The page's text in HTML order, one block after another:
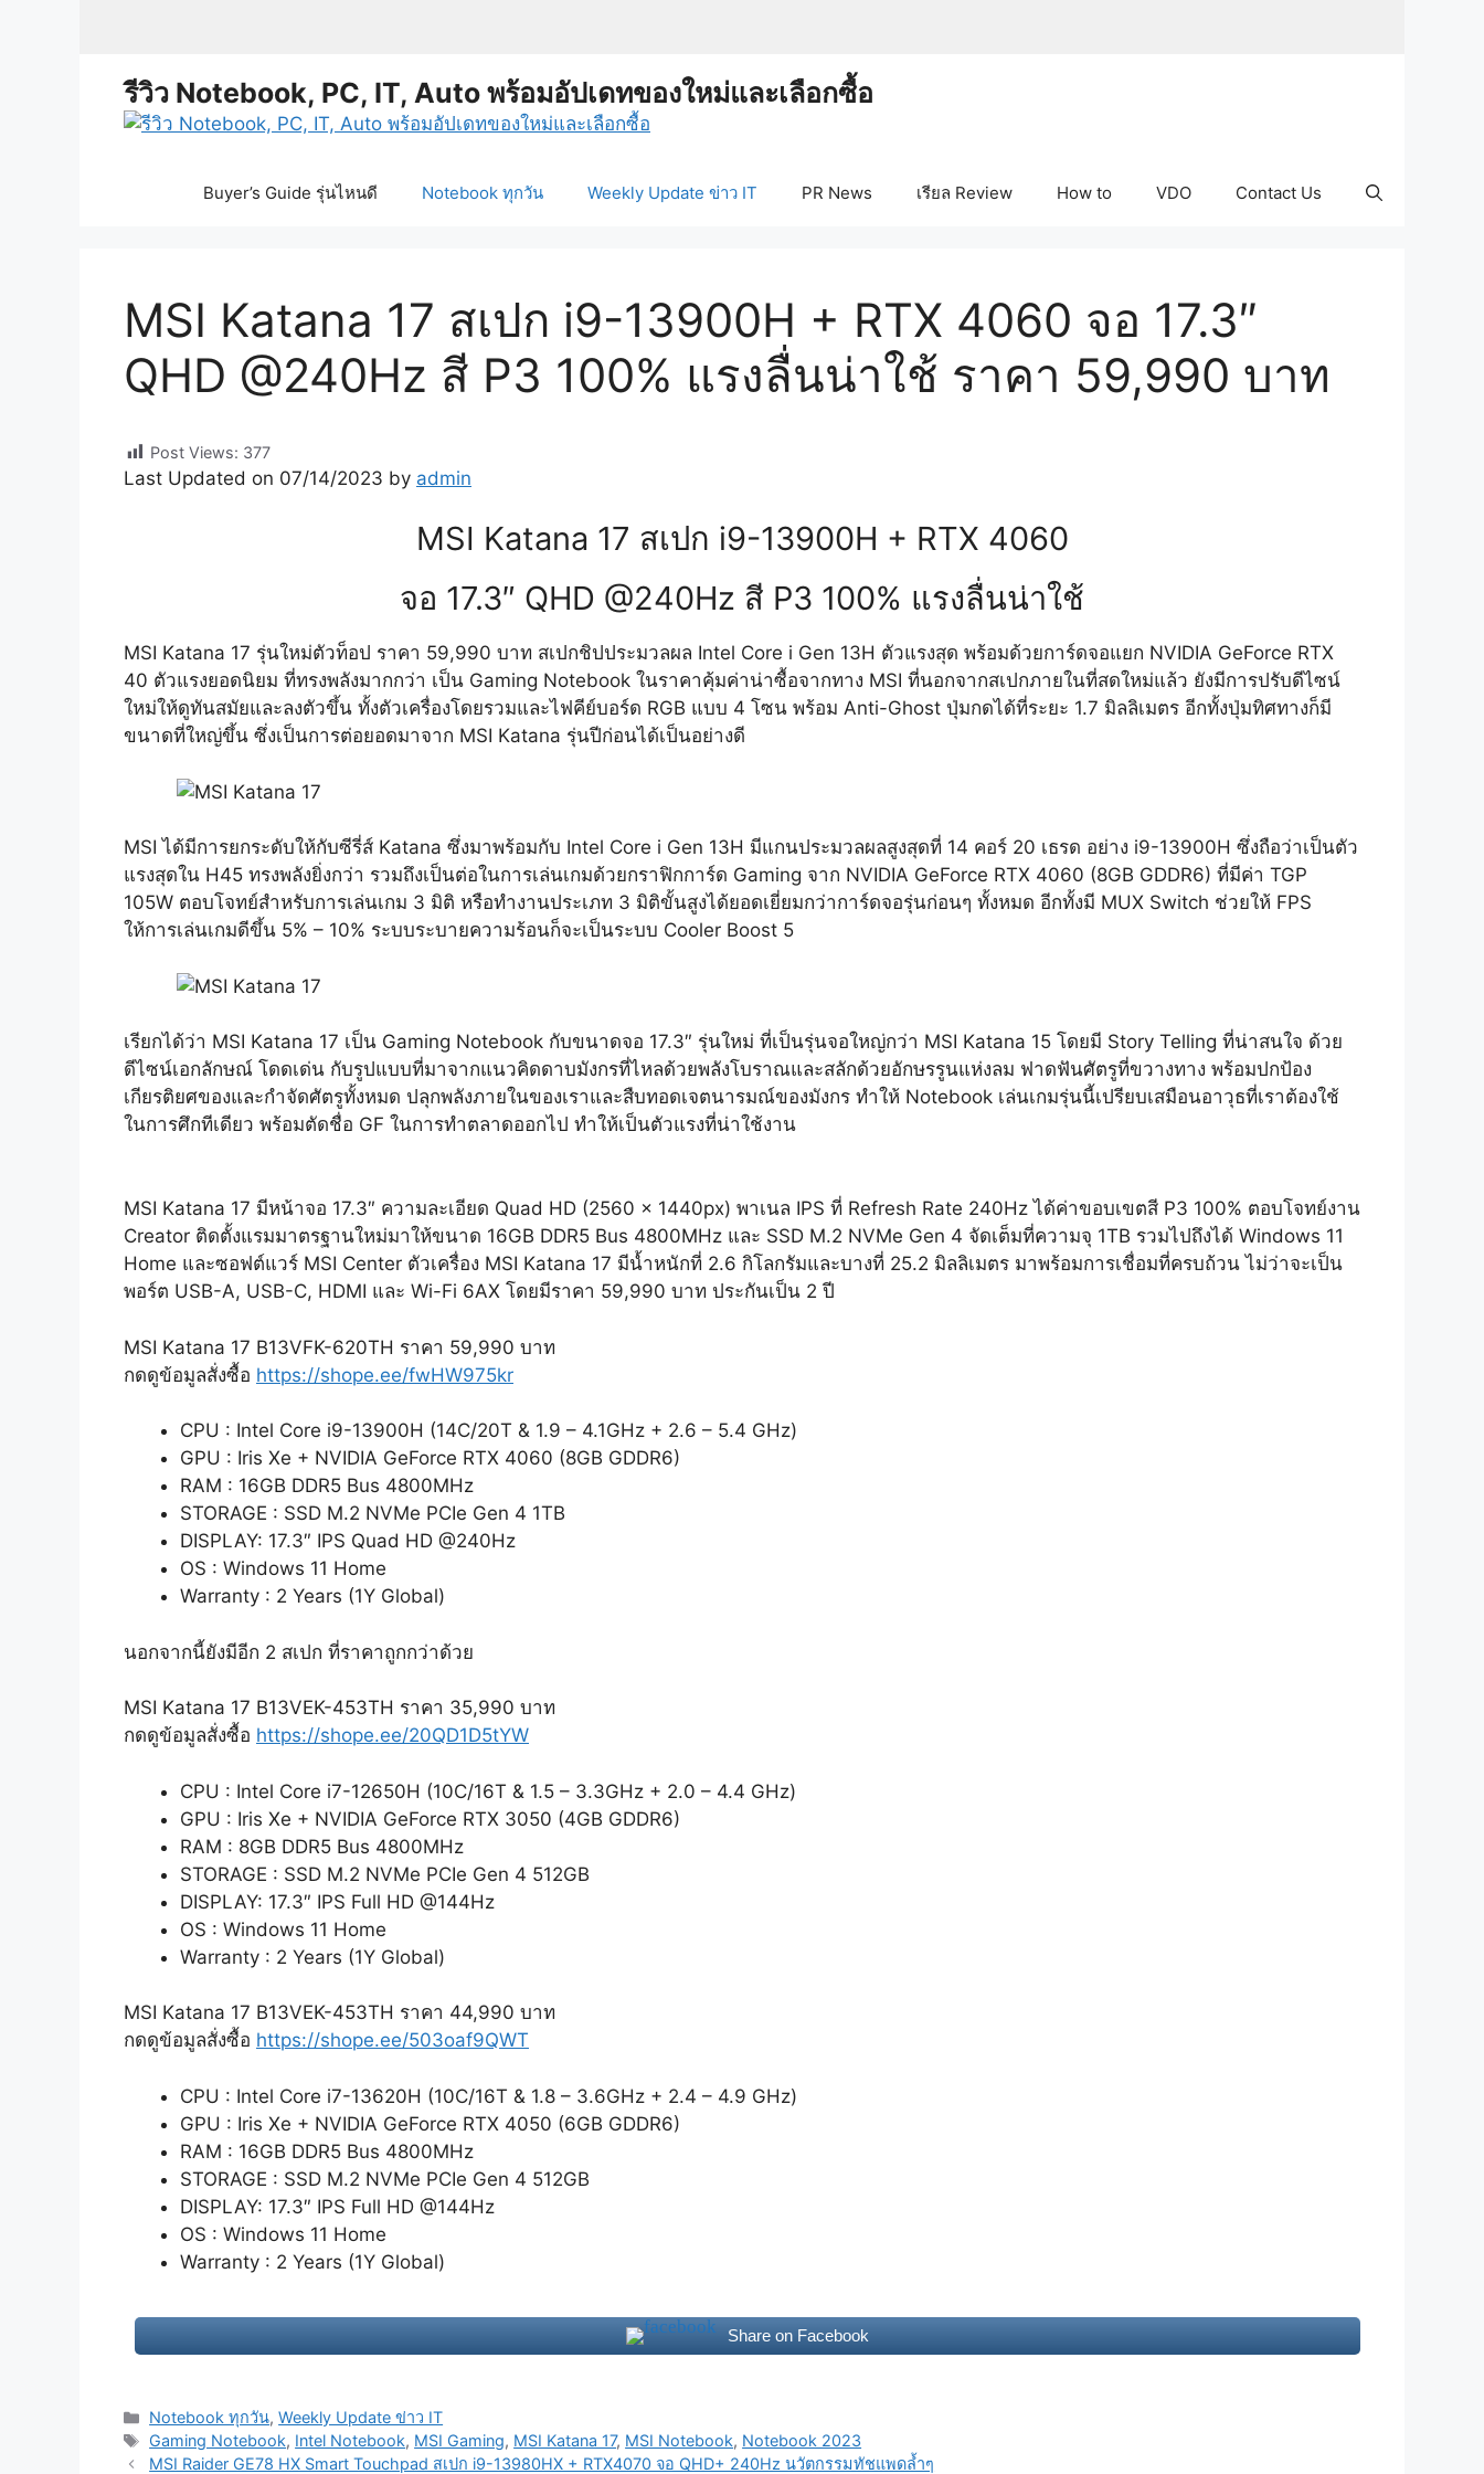
รีวิว Notebook, PC, IT, Auto พร้อมอัปเดทของใหม่และเลือกซื้อ
Buyer’s Guide รุ่นไหนดี Notebook ทุกวัน Weekly Update ข่าว IT PR News เรียล Review How to VDO Contact Us
MSI Katana 17 สเปก i9-13900H + RTX 4060 จอ 17.3″
QHD @240Hz สี P3 100% แรงลื่นน่าใช้ ราคา 59,990 บาท
Post Views: 377
Last Updated on 07/14/2023 by admin
MSI Katana 17 สเปก i9-13900H + RTX 4060
จอ 17.3″ QHD @240Hz สี P3 100% แรงลื่นน่าใช้
MSI Katana 17 รุ่นใหม่ตัวท็อป ราคา 59,990 บาท สเปกชิปประมวลผล Intel Core i Gen 13H ตัวแรงสุด พร้อมด้วยการ์ดจอแยก NVIDIA GeForce RTX
40 ตัวแรงยอดนิยม ที่ทรงพลังมากกว่า เป็น Gaming Notebook ในราคาคุ้มค่าน่าซื้อจากทาง MSI ที่นอกจากสเปกภายในที่สดใหม่แล้ว ยังมีการปรับดีไซน์
ใหม่ให้ดูทันสมัยและลงตัวขึ้น ทั้งตัวเครื่องโดยรวมและไฟคีย์บอร์ด RGB แบบ 4 โซน พร้อม Anti-Ghost ปุ่มกดได้ที่ระยะ 1.7 มิลลิเมตร อีกทั้งปุ่มทิศทางก็มี
ขนาดที่ใหญ่ขึ้น ซึ่งเป็นการต่อยอดมาจาก MSI Katana รุ่นปีก่อนได้เป็นอย่างดี
MSI ได้มีการยกระดับให้กับซีรี่ส์ Katana ซึ่งมาพร้อมกับ Intel Core i Gen 13H มีแกนประมวลผลสูงสุดที่ 14 คอร์ 20 เธรด อย่าง i9-13900H ซึ่งถือว่าเป็นตัว
แรงสุดใน H45 ทรงพลังยิ่งกว่า รวมถึงเป็นต่อในการเล่นเกมด้วยกราฟิกการ์ด Gaming จาก NVIDIA GeForce RTX 4060 (8GB GDDR6) ที่มีค่า TGP
105W ตอบโจทย์สำหรับการเล่นเกม 3 มิติ หรือทำงานประเภท 3 มิติขั้นสูงได้ยอดเยี่ยมกว่าการ์ดจอรุ่นก่อนๆ ทั้งหมด อีกทั้งมี MUX Switch ช่วยให้ FPS
ให้การเล่นเกมดีขึ้น 5% – 10% ระบบระบายความร้อนก็จะเป็นระบบ Cooler Boost 5
เรียกได้ว่า MSI Katana 17 เป็น Gaming Notebook กับขนาดจอ 17.3″ รุ่นใหม่ ที่เป็นรุ่นจอใหญ่กว่า MSI Katana 15 โดยมี Story Telling ที่น่าสนใจ ด้วย
ดีไซน์เอกลักษณ์ โดดเด่น กับรูปแบบที่มาจากแนวคิดดาบมังกรที่ไหลด้วยพลังโบราณและสลักด้วยอักษรรูนแห่งลม ฟาดฟันศัตรูที่ขวางทาง พร้อมปกป้อง
เกียรติยศของและกำจัดศัตรูทั้งหมด ปลุกพลังภายในของเราและสืบทอดเจตนารมณ์ของมังกร ทำให้ Notebook เล่นเกมรุ่นนี้เปรียบเสมือนอาวุธที่เราต้องใช้
ในการศึกทีเดียว พร้อมตัดชื่อ GF ในการทำตลาดออกไป ทำให้เป็นตัวแรงที่น่าใช้งาน
MSI Katana 17 มีหน้าจอ 17.3″ ความละเอียด Quad HD (2560 x 1440px) พาเนล IPS ที่ Refresh Rate 240Hz ได้ค่าขอบเขตสี P3 100% ตอบโจทย์งาน
Creator ติดตั้งแรมมาตรฐานใหม่มาให้ขนาด 16GB DDR5 Bus 4800MHz และ SSD M.2 NVMe Gen 4 จัดเต็มที่ความจุ 1TB รวมไปถึงได้ Windows 11
Home และซอฟต์แวร์ MSI Center ตัวเครื่อง MSI Katana 17 มีน้ำหนักที่ 2.6 กิโลกรัมและบางที่ 25.2 มิลลิเมตร มาพร้อมการเชื่อมที่ครบถ้วน ไม่ว่าจะเป็น
พอร์ต USB-A, USB-C, HDMI และ Wi-Fi 6AX โดยมีราคา 59,990 บาท ประกันเป็น 2 ปี
MSI Katana 17 B13VFK-620TH ราคา 59,990 บาท
กดดูข้อมูลสั่งซื้อ https://shope.ee/fwHW975kr
CPU : Intel Core i9-13900H (14C/20T & 1.9 – 4.1GHz + 2.6 – 5.4 GHz)
GPU : Iris Xe + NVIDIA GeForce RTX 4060 (8GB GDDR6)
RAM : 16GB DDR5 Bus 4800MHz
STORAGE : SSD M.2 NVMe PCIe Gen 4 1TB
DISPLAY: 17.3″ IPS Quad HD @240Hz
OS : Windows 11 Home
Warranty : 2 Years (1Y Global)
นอกจากนี้ยังมีอีก 2 สเปก ที่ราคาถูกกว่าด้วย
MSI Katana 17 B13VEK-453TH ราคา 35,990 บาท
กดดูข้อมูลสั่งซื้อ https://shope.ee/20QD1D5tYW
CPU : Intel Core i7-12650H (10C/16T & 1.5 – 3.3GHz + 2.0 – 4.4 GHz)
GPU : Iris Xe + NVIDIA GeForce RTX 3050 (4GB GDDR6)
RAM : 8GB DDR5 Bus 4800MHz
STORAGE : SSD M.2 NVMe PCIe Gen 4 512GB
DISPLAY: 17.3″ IPS Full HD @144Hz
OS : Windows 11 Home
Warranty : 2 Years (1Y Global)
MSI Katana 17 B13VEK-453TH ราคา 44,990 บาท
กดดูข้อมูลสั่งซื้อ https://shope.ee/503oaf9QWT
CPU : Intel Core i7-13620H (10C/16T & 1.8 – 3.6GHz + 2.4 – 4.9 GHz)
GPU : Iris Xe + NVIDIA GeForce RTX 4050 (6GB GDDR6)
RAM : 16GB DDR5 Bus 4800MHz
STORAGE : SSD M.2 NVMe PCIe Gen 4 512GB
DISPLAY: 17.3″ IPS Full HD @144Hz
OS : Windows 11 Home
Warranty : 2 Years (1Y Global)
Share on Facebook
Categories
Notebook ทุกวัน,Weekly Update ข่าว IT
Tags
Gaming Notebook, Intel Notebook, MSI Gaming, MSI Katana 17, MSI Notebook, Notebook 2023
PostMSI Raider GE78 HX Smart Touchpad สเปก i9-13980HX + RTX4070 จอ QHD+ 240Hz นวัตกรรมทัชแพดล้ำๆ